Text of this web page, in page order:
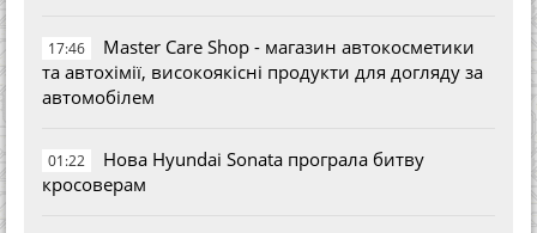
17:46
Master Care Shop - магазин автокосметики
та автохімії, високоякісні продукти для догляду за
автомобілем
01:22
Нова Hyundai Sonata програла битву
кросоверам